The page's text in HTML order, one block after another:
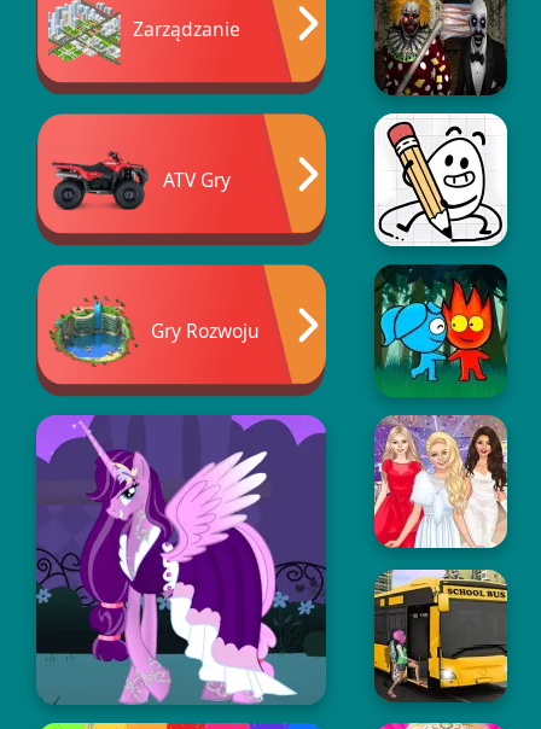
Zarządzanie
ATV Gry
Gry Rozwoju